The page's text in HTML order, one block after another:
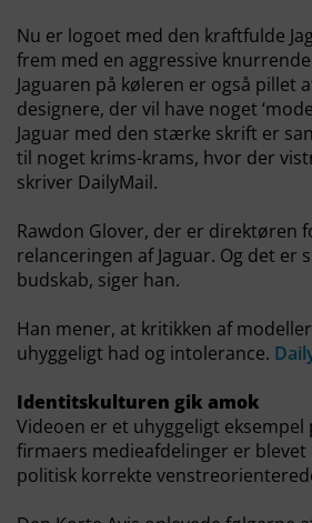
Nu er logoet med den kraftfulde
frem med en aggressive
Jaguaren på køleren er også pillet
designere, der vil have noget
Jaguar med den stærke skrift er
til noget krims-krams, hvor der
skriver DailyMail.
Rawdon Glover, der er direktøren
relanceringen af Jaguar. Og det er
budskab, siger han.
Han mener, at kritikken af
uhyggeligt had og intolerance.
Identitskulturen gik amok
Videoen er et uhyggeligt
firmaers medieafdelinger er blevet
politisk korrekte